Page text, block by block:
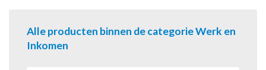
Alle producten binnen de categorie Werk en
Inkomen